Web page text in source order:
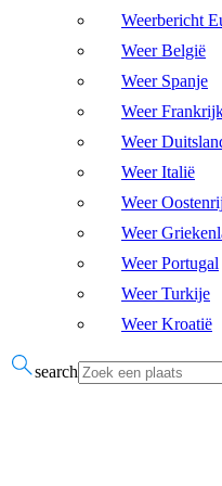
Weerbericht
Weer België
Weer Spanje
Weer
Weer
Weer Italië
Weer
Weer
Weer Portugal
Weer Turkije
Weer Kroatië
search